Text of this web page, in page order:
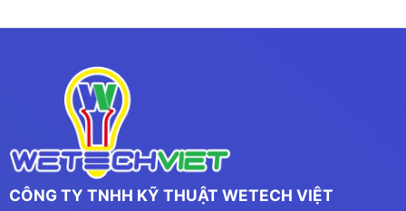
CÔNG TY TNHH KỸ THUẬT WETECH VIỆT